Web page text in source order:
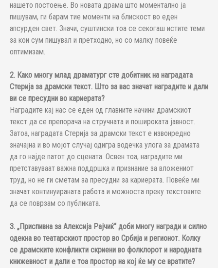
нашето постоење. Во новата драма што моментално ја
пишувам, ги барам тие моменти на блискост во еден
апсурден свет. Значи, суштински тоа се секогаш истите теми
за кои сум пишувал и претходно, но со малку повеќе
оптимизам.
2. Како многу млад драматург сте добитник на наградата
Стерија за драмски текст. Што за вас значат наградите и дали
ви се пресудни во кариерата?
Наградите кај нас се еден од главните начини драмскиот
текст да се препорача на стручната и пошироката јавност.
Затоа, наградата Стерија за драмски текст е извонредно
значајна и во мојот случај одигра водечка улога за драмата
да го најде патот до сцената. Освен тоа, наградите ми
претставуваат важна поддршка и признание за вложениот
труд, но не ги сметам за пресудни за кариерата. Повеќе ми
значат континуираната работа и можноста преку текстовите
да се поврзам со публиката.
3. „Приспивна за Алексија Рајчиќ“ доби многу награди и силно
одекна во театарскиот простор во Србија и регионот. Колку
се драмските конфликти скриени во фолклорот и народната
книжевност и дали е тоа простор на кој ќе му се вратите?